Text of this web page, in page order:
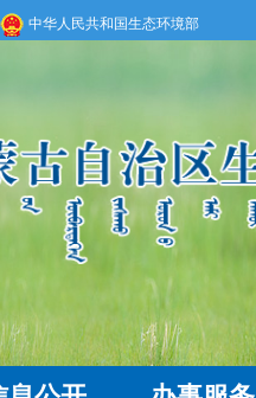
中华人民共和国生态环境部